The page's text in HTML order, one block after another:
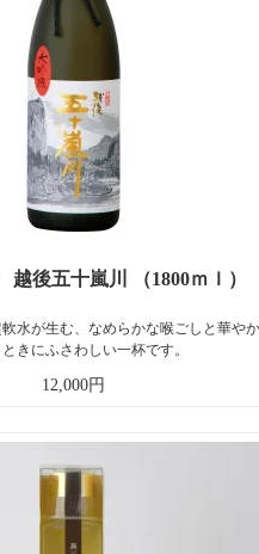
後五十嵐川 （1800ｍｌ）
水が生む、なめらかな喉ごしと華やか
きにふさわしい一杯です。
12,000円